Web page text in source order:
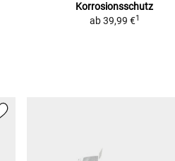
Korrosionsschutz
ab 39,99 €1